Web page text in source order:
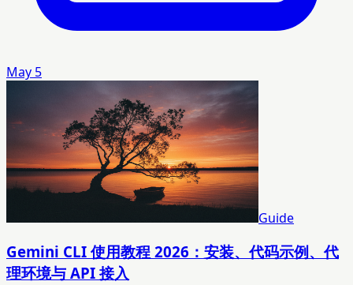
May 5
Guide
Gemini CLI 使用教程 2026：安装、代码示例、代
理环境与 API 接入